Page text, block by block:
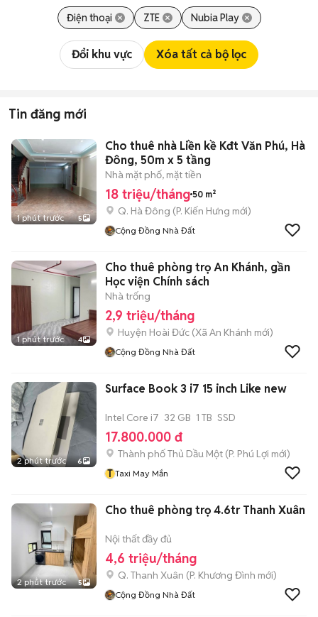
Điện thoại ZTE Nubia Play
Đổi khu vực Xóa tất cả bộ lọc
Tin đăng mới
1 phút trước 5
Cho thuê nhà Liền kề Kđt Văn Phú, Hà
Đông, 50m x 5 tầng
Nhà mặt phố, mặt tiền
18 triệu/tháng 50 m²
Q. Hà Đông (P. Kiến Hưng mới)
Cộng Đồng Nhà Đất
1 phút trước 4
Cho thuê phòng trọ An Khánh, gần
Học viện Chính sách
Nhà trống
2,9 triệu/tháng
Huyện Hoài Đức (Xã An Khánh mới)
Cộng Đồng Nhà Đất
2 phút trước 6
Surface Book 3 i7 15 inch Like new
Intel Core i7 32 GB 1 TB SSD
17.800.000 đ
Thành phố Thủ Dầu Một (P. Phú Lợi mới)
T Taxi May Mắn
2 phút trước 5
Cho thuê phòng trọ 4.6tr Thanh Xuân
Nội thất đầy đủ
4,6 triệu/tháng
Q. Thanh Xuân (P. Khương Đình mới)
Cộng Đồng Nhà Đất